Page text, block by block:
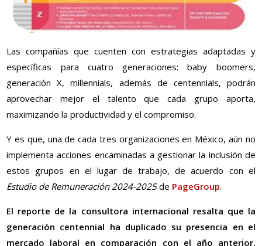
Las compañías que cuenten con estrategias adaptadas y
específicas para cuatro generaciones: baby boomers,
generación X, millennials, además de centennials, podrán
aprovechar mejor el talento que cada grupo aporta,
maximizando la productividad y el compromiso.
Y es que, una de cada tres organizaciones en México, aún no
implementa acciones encaminadas a gestionar la inclusión de
estos grupos en el lugar de trabajo​, de acuerdo con el
Estudio de Remuneración 2024-2025de PageGroup.
El reporte de la consultora internacional resalta que la
generación centennial ha duplicado su presencia en el
mercado laboral en comparación con el año anterior,